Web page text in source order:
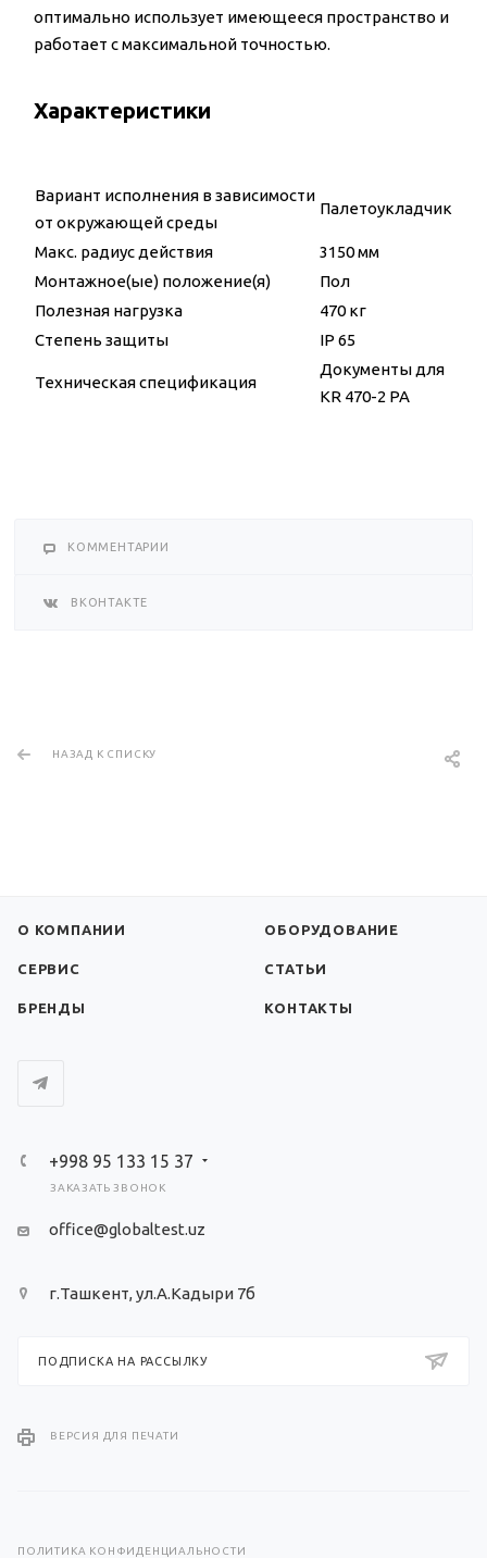
оптимально использует имеющееся пространство и
работает с максимальной точностью.
Характеристики
Вариант исполнения в зависимости
от окружающей среды
Палетоукладчик
Макс. радиус действия
3150 мм
Монтажное(ые) положение(я)
Пол
Полезная нагрузка
470 кг
Степень защиты
IP 65
Техническая спецификация
Документы для
KR 470-2 PA
КОММЕНТАРИИ
ВКОНТАКТЕ
НАЗАД К СПИСКУ
О КОМПАНИИ ОБОРУДОВАНИЕ
СЕРВИС СТАТЬИ
БРЕНДЫ КОНТАКТЫ
+998 95 133 15 37
ЗАКАЗАТЬ ЗВОНОК
office@globaltest.uz
г.Ташкент, ул.А.Кадыри 7б
ПОДПИСКА НА РАССЫЛКУ
ВЕРСИЯ ДЛЯ ПЕЧАТИ
ПОЛИТИКА КОНФИДЕНЦИАЛЬНОСТИ